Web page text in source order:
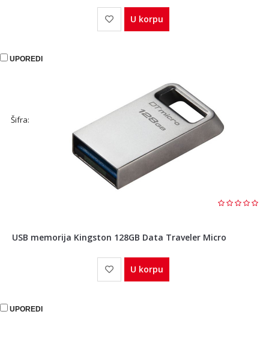
U korpu
UPOREDI
Šifra:
USB memorija Kingston 128GB Data Traveler Micro
U korpu
UPOREDI